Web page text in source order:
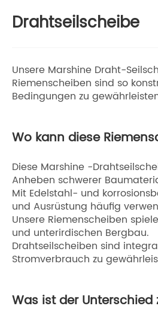
Drahtseilscheibe
Unsere Marshine Draht-
Riemenscheiben sind so
Bedingungen zu
Wo kann diese
Diese Marshine -
Anheben schwerer
Mit Edelstahl- und
und Ausrüstung häufig
Unsere Riemenscheiben
und unterirdischen Bergbau.
Drahtseilscheiben sind
Stromverbrauch zu
Was ist der